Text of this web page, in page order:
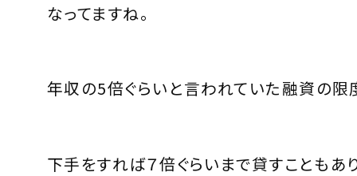
なってますね。
年収の5倍ぐらいと言われていた融資の限
下手をすれば７倍ぐらいまで貸すこともあ